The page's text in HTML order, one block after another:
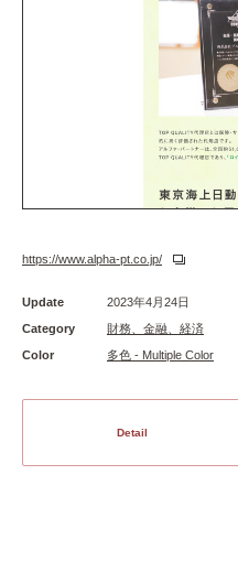
https://www.alpha-pt.co.jp/
Update
2023年4月24日
Category
財務、金融、経済
Color
多色 - Multiple Color
Detail